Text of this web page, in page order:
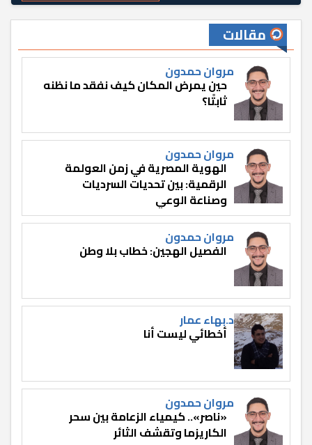
مقالات
مروان حمدون
حين يمرض المكان كيف نفقد ما نظنه
ثابتًا؟
مروان حمدون
الهوية المصرية في زمن العولمة
الرقمية: بين تحديات السرديات
وصناعة الوعي
مروان حمدون
الفصيل الهجين: خطاب بلا وطن
د.بهاء عمار
أخطائي ليست أنا
مروان حمدون
«ناصر».. كيمياء الزعامة بين سحر
الكاريزما وتقشف الثائر